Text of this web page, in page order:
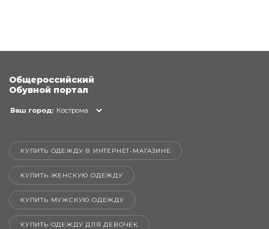
Общероссийский
Обувной портал
Ваш город: Кострома
КУПИТЬ ОДЕЖДУ В ИНТЕРНЕТ-МАГАЗИНЕ
КУПИТЬ ЖЕНСКУЮ ОДЕЖДУ
КУПИТЬ МУЖСКУЮ ОДЕЖДУ
КУПИТЬ ОДЕЖДУ ДЛЯ ДЕВОЧЕК